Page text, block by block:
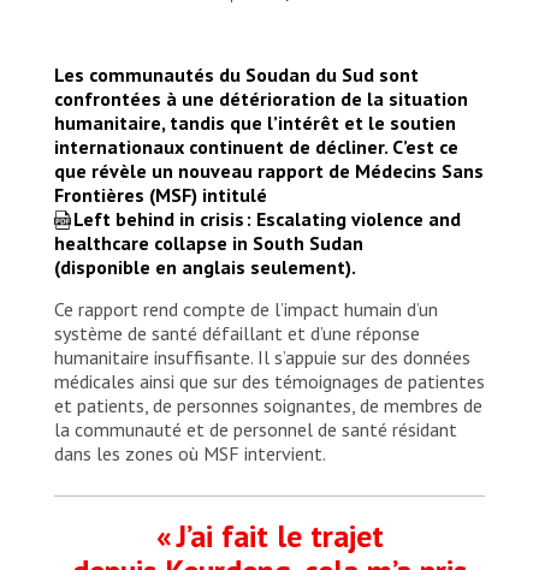
Les communautés du Soudan du Sud sont
confrontées à une détérioration de la situation
humanitaire, tandis que l’intérêt et le soutien
internationaux continuent de décliner. C’est ce
que révèle un nouveau rapport de Médecins Sans
Frontières (MSF) intitulé
Left behind in crisis : Escalating violence and
healthcare collapse in South Sudan
(disponible en anglais seulement).
Ce rapport rend compte de l’impact humain d’un
système de santé défaillant et d’une réponse
humanitaire insuffisante. Il s’appuie sur des données
médicales ainsi que sur des témoignages de patientes
et patients, de personnes soignantes, de membres de
la communauté et de personnel de santé résidant
dans les zones où MSF intervient.
« J’ai fait le trajet